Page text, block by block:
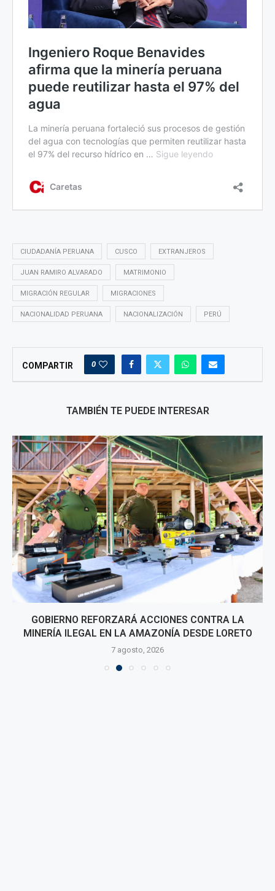
CIUDADANÍA PERUANA CUSCO EXTRANJEROS
JUAN RAMIRO ALVARADO MATRIMONIO
MIGRACIÓN REGULAR MIGRACIONES
NACIONALIDAD PERUANA NACIONALIZACIÓN PERÚ
COMPARTIR 0
TAMBIÉN TE PUEDE INTERESAR
GOBIERNO REFORZARÁ ACCIONES CONTRA LA
MINERÍA ILEGAL EN LA AMAZONÍA DESDE LORETO
7 agosto, 2026